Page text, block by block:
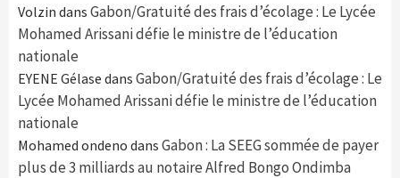
Volzin dans Gabon/Gratuité des frais d’écolage : Le Lycée
Mohamed Arissani défie le ministre de l’éducation
nationale
EYENE Gélase dans Gabon/Gratuité des frais d’écolage : Le
Lycée Mohamed Arissani défie le ministre de l’éducation
nationale
Mohamed ondeno dans Gabon : La SEEG sommée de payer
plus de 3 milliards au notaire Alfred Bongo Ondimba